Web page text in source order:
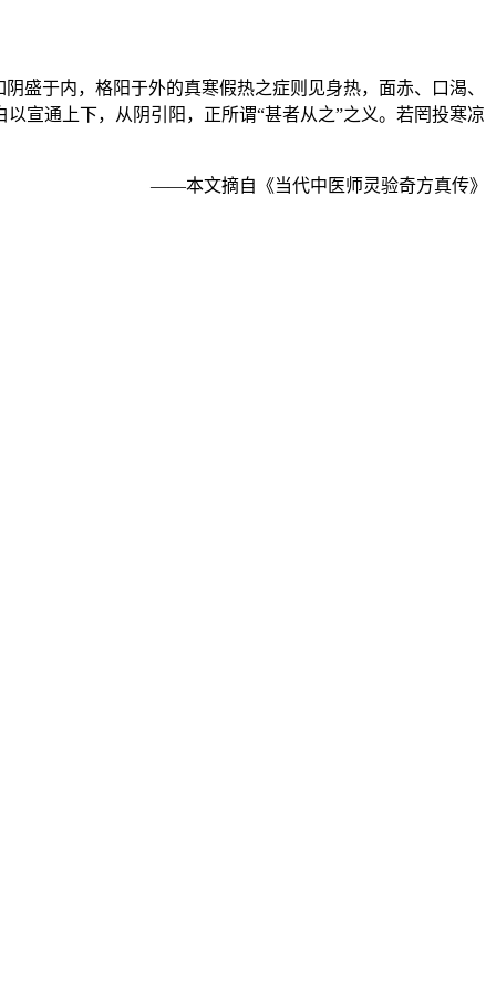
盛于内，格阳于外的真寒假热之症则见身热，面赤、口渴、
宣通上下，从阴引阳，正所谓“甚者从之”之义。若罔投寒凉
——本文摘自《当代中医师灵验奇方真传》